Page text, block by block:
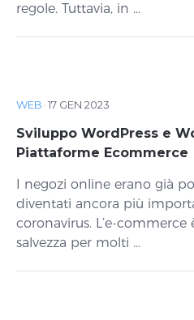
regole. Tuttavia, in ...
WEB ·17 GEN 2023
Sviluppo WordPress e
Piattaforme Ecommerce
I negozi online erano già
diventati ancora più
coronavirus. L’e-
salvezza per molti ...